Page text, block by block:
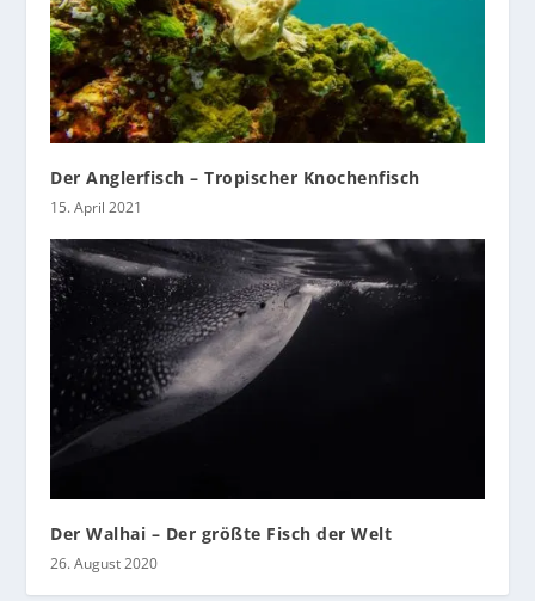
Der Anglerfisch – Tropischer Knochenfisch
15. April 2021
Der Walhai – Der größte Fisch der Welt
26. August 2020